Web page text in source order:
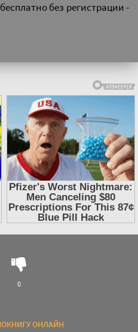
без регистрации -
ОНЛАЙН
0